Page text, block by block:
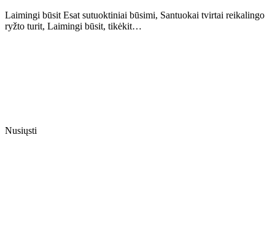
Laimingi būsit Esat sutuoktiniai būsimi, Santuokai tvirtai reikalingo
ryžto turit, Laimingi būsit, tikėkit…
Nusiųsti